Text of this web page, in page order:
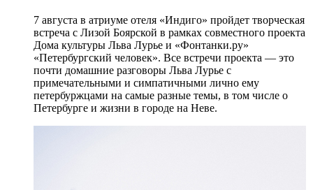
7 августа в атриуме отеля «Индиго» пройдет творческая
встреча с Лизой Боярской в рамках совместного проекта
Дома культуры Льва Лурье и «Фонтанки.ру»
«Петербургский человек». Все встречи проекта — это
почти домашние разговоры Льва Лурье с
примечательными и симпатичными лично ему
петербуржцами на самые разные темы, в том числе о
Петербурге и жизни в городе на Неве.